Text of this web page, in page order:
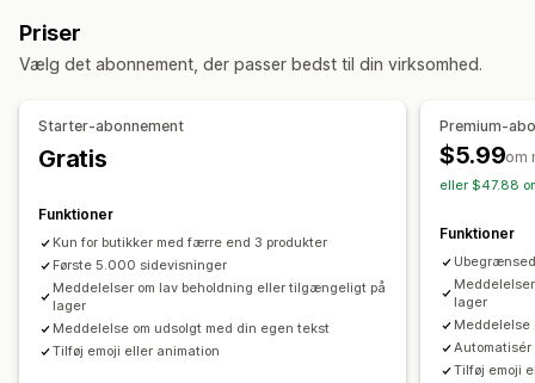
Indstillinger for underretninger
Priser
Vælg det abonnement, der passer bedst til din virksomhed.
Starter-abonnement
Gratis
Funktioner
Kun for butikker med færre end 3 produkter
Første 5.000 sidevisninger
Meddelelser om lav beholdning eller tilgængeligt på
lager
Meddelelse om udsolgt med din egen tekst
Tilføj emoji eller animation
Premium-
$5.99om
eller $47.88
Funktioner
lager
Meddelelse
Tilføj emoji